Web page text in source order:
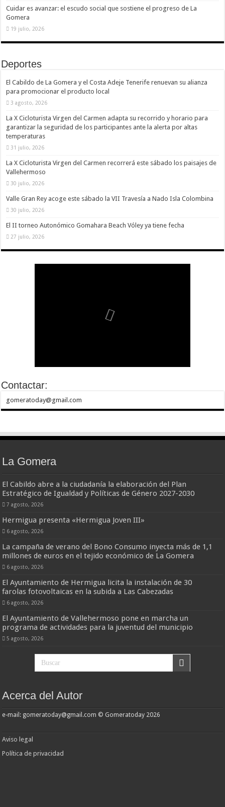
Cuidar es avanzar: el escudo social que sostiene el progreso de La
Gomera
19 julio, 2026
Deportes
El Cabildo de La Gomera y el Costa Adeje Tenerife renuevan su alianza
para promocionar el producto local
3 agosto, 2026
La X Cicloturista Virgen del Carmen adapta su recorrido y horario para
garantizar la seguridad de los participantes ante la alerta por altas
temperaturas
31 julio, 2026
La X Cicloturista Virgen del Carmen recorrerá este sábado los paisajes de
Vallehermoso
30 julio, 2026
Valle Gran Rey acoge este sábado la VII Travesía a Nado Isla Colombina
30 julio, 2026
El II torneo Autonómico Gomahara Beach Vóley ya tiene fecha
27 julio, 2026
Contactar:
gomeratoday@gmail.com
La Gomera
El Cabildo abre a la ciudadanía la elaboración del Plan
Estratégico de Igualdad y Políticas de Género 2027-2030
7 agosto, 2026
Hermigua presenta «Hermigua Joven III»
6 agosto, 2026
La campaña de verano del Bono Consumo inyecta más de 1,1
millones de euros en el tejido económico de La Gomera
6 agosto, 2026
El Ayuntamiento de Hermigua licita la instalación de 30
farolas fotovoltaicas en la subida a Las Cabezadas
6 agosto, 2026
El Ayuntamiento de Vallehermoso pone en marcha un
programa de actividades para la juventud del municipio
5 agosto, 2026
Acerca del Autor
e-mail: gomeratoday@gmail.com © Gomeratoday 2026
Aviso legal
Política de privacidad